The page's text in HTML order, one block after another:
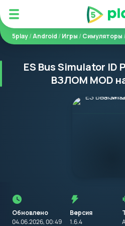
5play/Android /Игры /Симуляторы
ES Bus Simulator ID
ВЗЛОМ MOD
Обновлено
04.06.2026, 00:49
Версия
1.6.4